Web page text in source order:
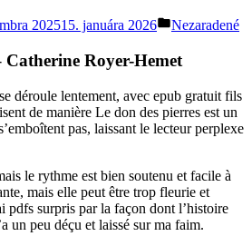
202515. januára 2026
Posted
Nezaradené
Catherine Royer-Hemet
déroule lentement, avec epub gratuit fils
de manière Le don des pierres est un
pas, laissant le lecteur perplexe
le rythme est bien soutenu et facile à
mais elle peut être trop fleurie et
pdfs surpris par la façon dont l’histoire
un peu déçu et laissé sur ma faim.